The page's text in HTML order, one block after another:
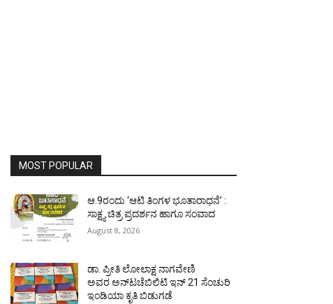
MOST POPULAR
ಆ.9ರಂದು ‘ಆಟಿ ತಿಂಗಳ ಭೂತಾರಾಧನೆ’ :
ಸಾಕ್ಷ್ಯ ಚಿತ್ರ ಪ್ರದರ್ಶನ ಹಾಗೂ ಸಂವಾದ
August 8, 2026
ಡಾ. ಪ್ರೀತಿ ಲೋಲಾಕ್ಷ ನಾಗವೇಣಿ
ಅವರ ಅನ್‌ಟಚೆಬಿಲಿಟಿ ಇನ್ 21 ಸೆಂಚುರಿ
ಇಂಡಿಯಾ ಕೃತಿ ಬಿಡುಗಡೆ